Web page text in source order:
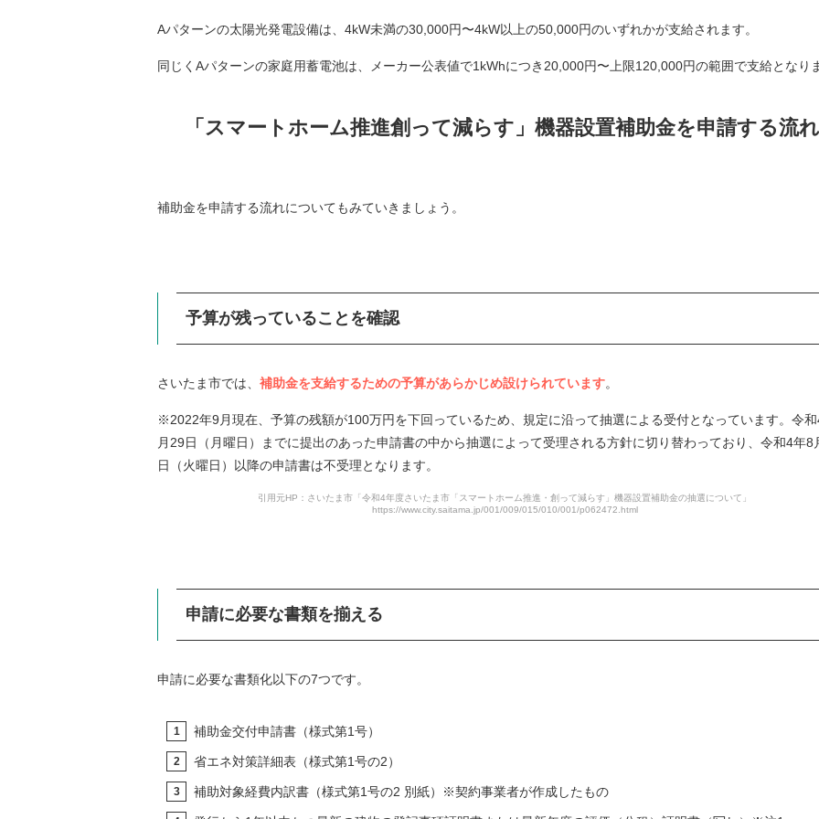
Aパターンの太陽光発電設備は、4kW未満の30,000円〜4kW以上の50,000円のいずれかが支給されます。
同じくAパターンの家庭用蓄電池は、メーカー公表値で1kWhにつき20,000円〜上限120,000円の範囲で支給となり
「スマートホーム推進創って減らす」機器設置補助金を申請する流れ
補助金を申請する流れについてもみていきましょう。
予算が残っていることを確認
さいたま市では、 補助金を支給するための予算があらかじめ設けられています。
※2022年9月現在、予算の残額が100万円を下回っているため、規定に沿って抽選による受付となっています。令
月29日（月曜日）までに提出のあった申請書の中から抽選によって受理される方針に切り替わっており、令和4年8
日（火曜日）以降の申請書は不受理となります。
引用元HP：さいたま市「令和4年度さいたま市「スマートホーム推進・創って減らす」機器設置補助金の抽選について」
https://www.city.saitama.jp/001/009/015/010/001/p062472.html
申請に必要な書類を揃える
申請に必要な書類化以下の7つです。
補助金交付申請書（様式第1号）
省エネ対策詳細表（様式第1号の2）
補助対象経費内訳書（様式第1号の2 別紙）※契約事業者が作成したもの